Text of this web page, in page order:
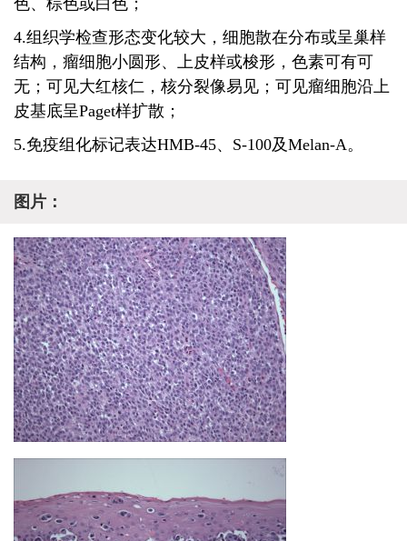
色、棕色或白色；
4.组织学检查形态变化较大，细胞散在分布或呈巢样
结构，瘤细胞小圆形、上皮样或梭形，色素可有可
无；可见大红核仁，核分裂像易见；可见瘤细胞沿上
皮基底呈Paget样扩散；
5.免疫组化标记表达HMB-45、S-100及Melan-A。
图片：